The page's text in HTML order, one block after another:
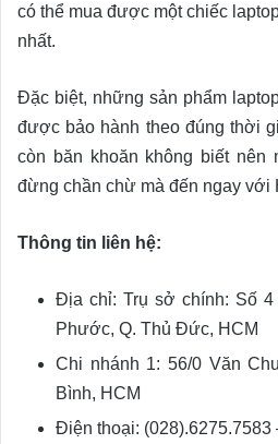
có thể mua được một chiếc
nhất.
Đặc biệt, những sản phẩm
được bảo hành theo đúng thời
còn băn khoăn không biết nên
đừng chần chừ mà đến ngay với
Thông tin liên hệ:
Địa chỉ: Trụ sở chính: Số
Phước, Q. Thủ Đức, HCM
Chi nhánh 1: 56/0 Văn
Bình, HCM
Điện thoại: (028).6275.7583